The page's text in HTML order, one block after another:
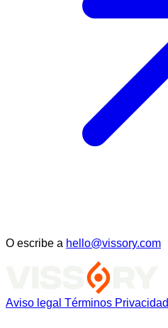
O escribe a hello@vissory.com
Aviso legal Términos Privacidad